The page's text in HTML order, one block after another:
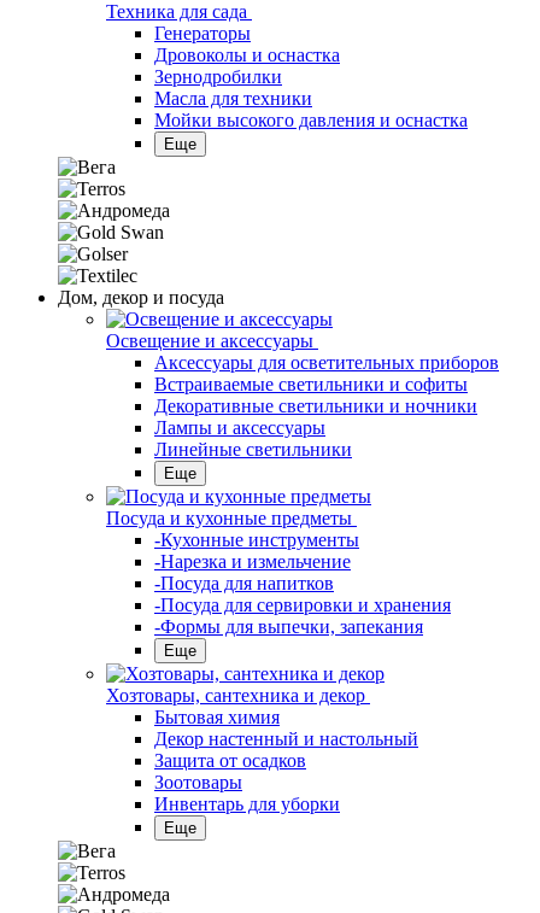
Техника для сада
Генераторы
Дровоколы и оснастка
Зернодробилки
Масла для техники
Мойки высокого давления и оснастка
Еще
Дом, декор и посуда
Освещение и аксессуары
Аксессуары для осветительных приборов
Встраиваемые светильники и софиты
Декоративные светильники и ночники
Лампы и аксессуары
Линейные светильники
Еще
Посуда и кухонные предметы
-Кухонные инструменты
-Нарезка и измельчение
-Посуда для напитков
-Посуда для сервировки и хранения
-Формы для выпечки, запекания
Еще
Хозтовары, сантехника и декор
Бытовая химия
Декор настенный и настольный
Защита от осадков
Зоотовары
Инвентарь для уборки
Еще